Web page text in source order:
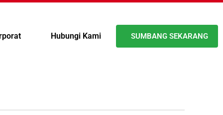
Hubungi Kami SUMBANG SEKARANG